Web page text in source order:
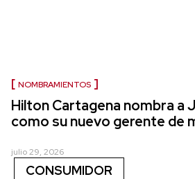
NOMBRAMIENTOS
Hilton Cartagena nombra a
como su nuevo gerente de
julio 29, 2026
CONSUMIDOR